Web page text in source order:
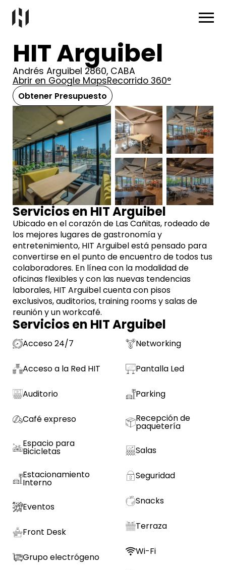
HIT Arguibel
Andrés Arguibel 2860, CABA
Abrir en Google MapsRecorrido 360°
Obtener Presupuesto
Servicios en HIT Arguibel
Ubicado en el corazón de Las Cañitas, rodeado de
los mejores lugares de gastronomía y
entretenimiento, HIT Arguibel está pensado para
convertirse en el punto de encuentro de todos tus
colaboradores. En línea con la modalidad de
oficinas flexibles y con las nuevas tendencias
laborales, HIT Arguibel cuenta con pisos
exclusivos, auditorios, training rooms y salas de
reunión y un workcafé.
Servicios en HIT Arguibel
Acceso 24/7
Acceso a la Red HIT
Auditorio
Café expreso
Espacio para
Bicicletas
Estacionamiento
Interno
Eventos
Front Desk
Grupo electrógeno
Networking
Pantalla Led
Parking
Recepción de
paquetería
Salas
Seguridad
Snacks
Terraza
Wi-Fi